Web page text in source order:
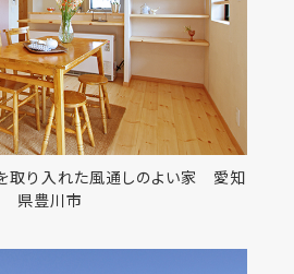
り入れた風通しのよい家 愛知
県豊川市